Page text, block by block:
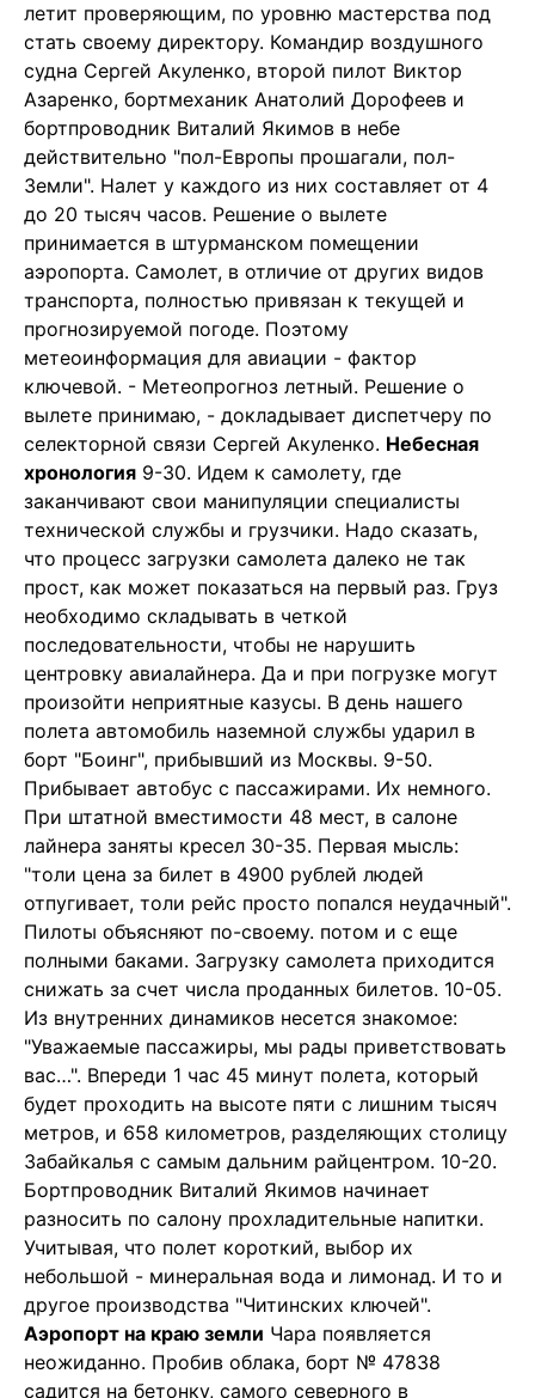
летит проверяющим, по уровню мастерства под
стать своему директору. Командир воздушного
судна Сергей Акуленко, второй пилот Виктор
Азаренко, бортмеханик Анатолий Дорофеев и
бортпроводник Виталий Якимов в небе
действительно "пол-Европы прошагали, пол-
Земли". Налет у каждого из них составляет от 4
до 20 тысяч часов. Решение о вылете
принимается в штурманском помещении
аэропорта. Самолет, в отличие от других видов
транспорта, полностью привязан к текущей и
прогнозируемой погоде. Поэтому
метеоинформация для авиации - фактор
ключевой. - Метеопрогноз летный. Решение о
вылете принимаю, - докладывает диспетчеру по
селекторной связи Сергей Акуленко. Небесная
хронология 9-30. Идем к самолету, где
заканчивают свои манипуляции специалисты
технической службы и грузчики. Надо сказать,
что процесс загрузки самолета далеко не так
прост, как может показаться на первый раз. Груз
необходимо складывать в четкой
последовательности, чтобы не нарушить
центровку авиалайнера. Да и при погрузке могут
произойти неприятные казусы. В день нашего
полета автомобиль наземной службы ударил в
борт "Боинг", прибывший из Москвы. 9-50.
Прибывает автобус с пассажирами. Их немного.
При штатной вместимости 48 мест, в салоне
лайнера заняты кресел 30-35. Первая мысль:
"толи цена за билет в 4900 рублей людей
отпугивает, толи рейс просто попался неудачный".
Пилоты объясняют по-своему. потом и с еще
полными баками. Загрузку самолета приходится
снижать за счет числа проданных билетов. 10-05.
Из внутренних динамиков несется знакомое:
"Уважаемые пассажиры, мы рады приветствовать
вас…". Впереди 1 час 45 минут полета, который
будет проходить на высоте пяти с лишним тысяч
метров, и 658 километров, разделяющих столицу
Забайкалья с самым дальним райцентром. 10-20.
Бортпроводник Виталий Якимов начинает
разносить по салону прохладительные напитки.
Учитывая, что полет короткий, выбор их
небольшой - минеральная вода и лимонад. И то и
другое производства "Читинских ключей".
Аэропорт на краю земли Чара появляется
неожиданно. Пробив облака, борт № 47838
садится на бетонку, самого северного в